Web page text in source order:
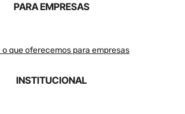
PARA EMPRESAS
o que oferecemos para empresas
INSTITUCIONAL